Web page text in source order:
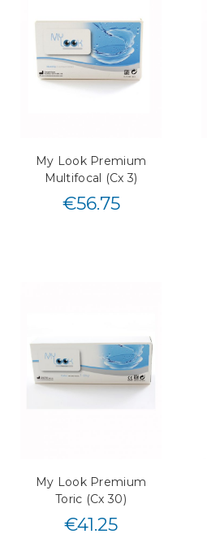
My Look Premium
Multifocal (Cx 3)
€56.75
My Look Premium
Toric (Cx 30)
€41.25